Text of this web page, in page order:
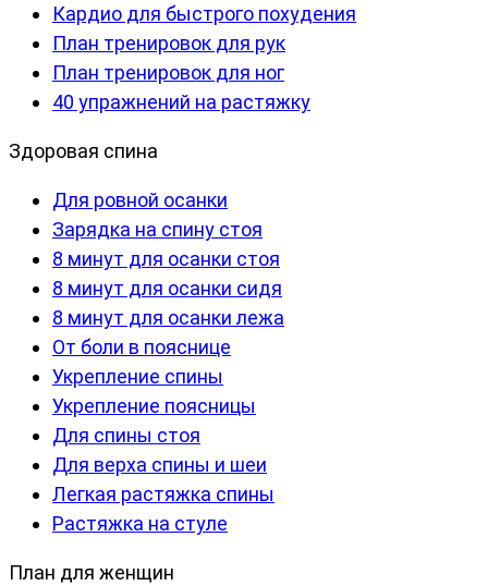
Кардио для быстрого похудения
План тренировок для рук
План тренировок для ног
40 упражнений на растяжку
Здоровая спина
Для ровной осанки
Зарядка на спину стоя
8 минут для осанки стоя
8 минут для осанки сидя
8 минут для осанки лежа
От боли в пояснице
Укрепление спины
Укрепление поясницы
Для спины стоя
Для верха спины и шеи
Легкая растяжка спины
Растяжка на стуле
План для женщин